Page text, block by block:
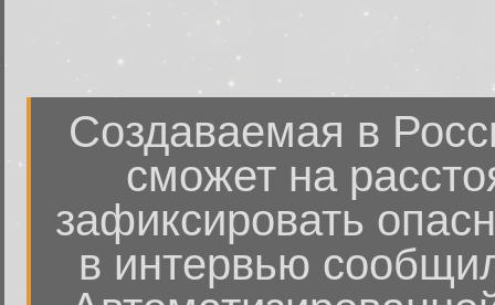
Создаваемая в
сможет на
зафиксировать
в интервью